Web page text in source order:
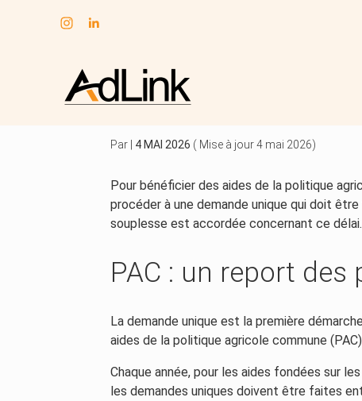
Aller
au
Par 4 MAI 2026 ( Mise à jour 4 mai 2026)
Pour bénéficier des aides de la politique
procéder à une demande unique qui doit
souplesse est accordée concernant ce
PAC : un report des
La demande unique est la première
aides de la politique agricole commune
Chaque année, pour les aides fondées sur
les demandes uniques doivent être faites